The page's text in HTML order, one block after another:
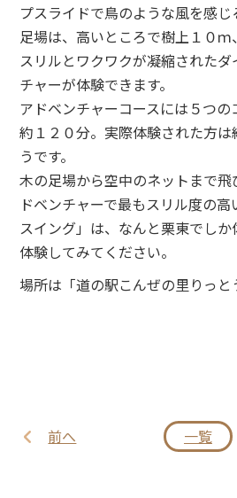
プスライドで鳥のような風を感じ
足場は、高いところで樹上１０
スリルとワクワクが凝縮された
チャーが体験できます。
アドベンチャーコースには５つの
約１２０分。実際体験された方
うです。
木の足場から空中のネットまで
ドベンチャーで最もスリル度の
スイング」は、なんと栗東でし
体験してみてください。
場所は「道の駅こんぜの里りっと
前へ 一覧